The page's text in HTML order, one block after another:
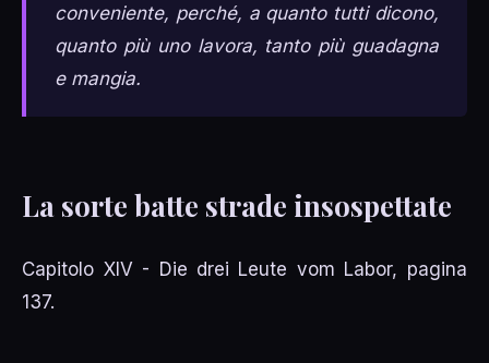
conveniente, perché, a quanto tutti dicono,
quanto più uno lavora, tanto più guadagna
e mangia.
La sorte batte strade insospettate
Capitolo XIV - Die drei Leute vom Labor, pagina
137.